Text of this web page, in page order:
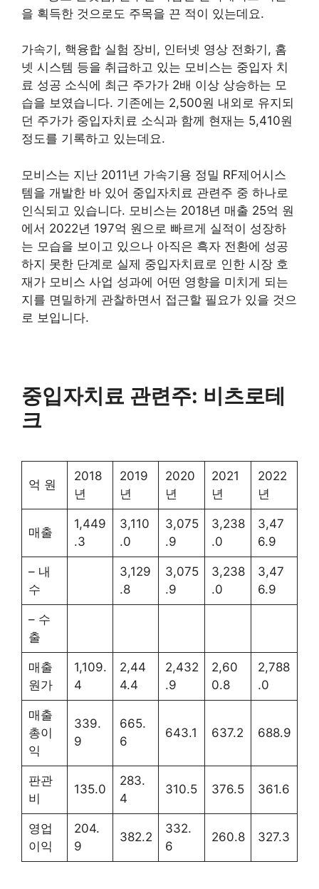
을 획득한 것으로도 주목을 끈 적이 있는데요.
가속기, 핵융합 실험 장비, 인터넷 영상 전화기, 홈
넷 시스템 등을 취급하고 있는 모비스는 중입자 치
료 성공 소식에 최근 주가가 2배 이상 상승하는 모
습을 보였습니다. 기존에는 2,500원 내외로 유지되
던 주가가 중입자치료 소식과 함께 현재는 5,410원
정도를 기록하고 있는데요.
모비스는 지난 2011년 가속기용 정밀 RF제어시스
템을 개발한 바 있어 중입자치료 관련주 중 하나로
인식되고 있습니다. 모비스는 2018년 매출 25억 원
에서 2022년 197억 원으로 빠르게 실적이 성장하
는 모습을 보이고 있으나 아직은 흑자 전환에 성공
하지 못한 단계로 실제 중입자치료로 인한 시장 호
재가 모비스 사업 성과에 어떤 영향을 미치게 되는
지를 면밀하게 관찰하면서 접근할 필요가 있을 것으
로 보입니다.
중입자치료 관련주: 비츠로테
크
억 원
2018
년
2019
년
2020
년
2021
년
2022
년
매출
1,449
.3
3,110
.0
3,075
.9
3,238
.0
3,47
6.9
– 내
수
3,129
.8
3,075
.9
3,238
.0
3,47
6.9
– 수
출
매출
원가
1,109.
4
2,44
4.4
2,432
.9
2,60
0.8
2,788
.0
매출
총이
익
339.
9
665.
6
643.1 637.2 688.9
판관
비
135.0
283.
4
310.5 376.5 361.6
영업
이익
204.
9
382.2
332.
6
260.8 327.3